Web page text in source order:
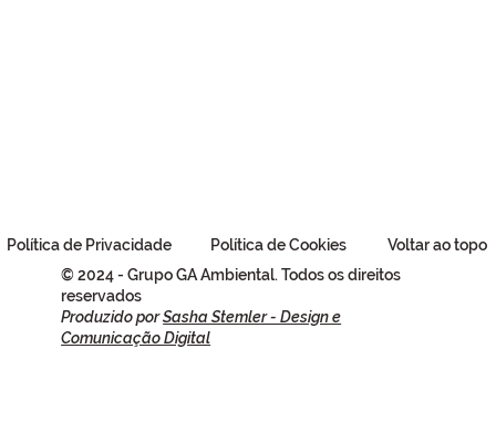
Política de Privacidade Política de Cookies
Voltar ao topo
© 2024 - Grupo GA Ambiental. Todos os direitos
reservados
Produzido porSasha Stemler - Design e
Comunicação Digital